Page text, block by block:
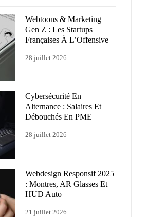
Webtoons & Marketing
Gen Z : Les Startups
Françaises À L’Offensive
28 juillet 2026
Cybersécurité En
Alternance : Salaires Et
Débouchés En PME
28 juillet 2026
Webdesign Responsif 2025
: Montres, AR Glasses Et
HUD Auto
21 juillet 2026